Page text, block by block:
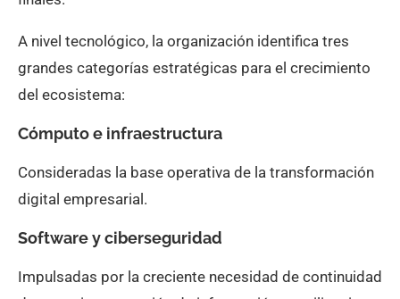
A nivel tecnológico, la organización identifica tres
grandes categorías estratégicas para el crecimiento
del ecosistema:
Cómputo e infraestructura
Consideradas la base operativa de la transformación
digital empresarial.
Software y ciberseguridad
Impulsadas por la creciente necesidad de continuidad